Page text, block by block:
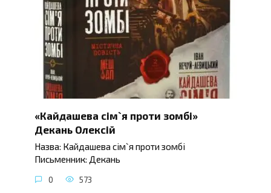
«Кайдашева сім`я проти зомбі»
Декань Олексій
Назва: Кайдашева сім`я проти зомбі
Письменник: Декань
0 573